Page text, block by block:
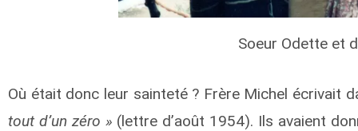
Soeur Odette et
Où était donc leur sainteté ? Frère Michel écrivait
tout d’un zéro » (lettre d’août 1954). Ils avaient